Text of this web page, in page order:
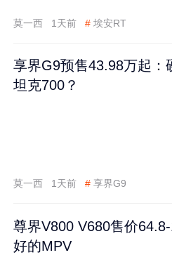
莫一西 1天前 # 埃安RT
享界G9预售43.98万起：
坦克700？
莫一西 1天前 # 享界G9
尊界V800 V680售价
好的MPV